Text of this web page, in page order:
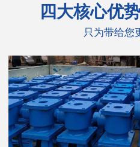
四大核心优
只为带给您